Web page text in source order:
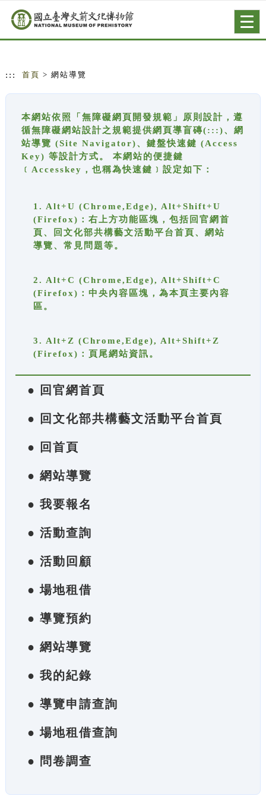
跳到主要內容
網站導覽
::: 首頁 > 網站導覽
本網站依照「無障礙網頁開發規範」原則設計，遵
循無障礙網站設計之規範提供網頁導盲磚(:::)、網
站導覽 (Site Navigator)、鍵盤快速鍵 (Access
Key) 等設計方式。 本網站的便捷鍵
﹝Accesskey，也稱為快速鍵﹞設定如下：
1. Alt+U (Chrome,Edge), Alt+Shift+U
(Firefox)：右上方功能區塊，包括回官網首
頁、回文化部共構藝文活動平台首頁、網站
導覽、常見問題等。
2. Alt+C (Chrome,Edge), Alt+Shift+C
(Firefox)：中央內容區塊，為本頁主要內容
區。
3. Alt+Z (Chrome,Edge), Alt+Shift+Z
(Firefox)：頁尾網站資訊。
● 回官網首頁
● 回文化部共構藝文活動平台首頁
● 回首頁
● 網站導覽
● 我要報名
● 活動查詢
● 活動回顧
● 場地租借
● 導覽預約
● 網站導覽
● 我的紀錄
● 導覽申請查詢
● 場地租借查詢
● 問卷調查